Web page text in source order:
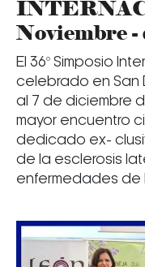
Noviembre
El 36º Simposio
celebrado en San
al 7 de diciembre
mayor encuentro
dedicado ex-
de la esclerosis
enfermedades de